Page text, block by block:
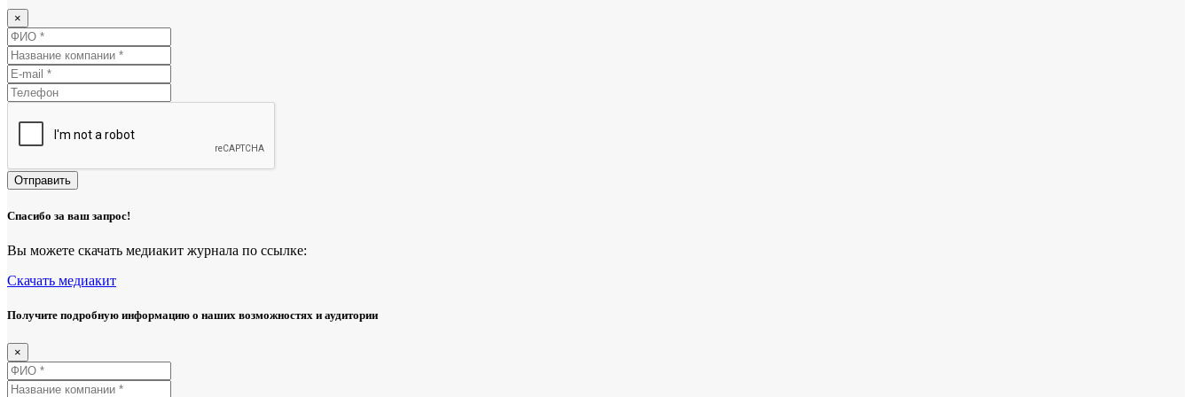
×
Отправить
Спасибо за ваш запрос!
Вы можете скачать медиакит журнала по ссылке:
Скачать медиакит
Получите подробную информацию о наших возможностях и аудитории
×